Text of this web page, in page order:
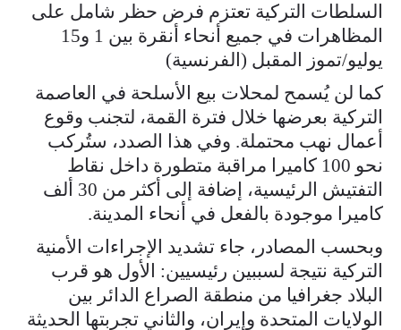
السلطات التركية تعتزم فرض حظر شامل على
المظاهرات في جميع أنحاء أنقرة بين 1 و15
يوليو/تموز المقبل (الفرنسية)
كما لن يُسمح لمحلات بيع الأسلحة في العاصمة
التركية بعرضها خلال فترة القمة، لتجنب وقوع
أعمال نهب محتملة. وفي هذا الصدد، ستُركب
نحو 100 كاميرا مراقبة متطورة داخل نقاط
التفتيش الرئيسية، إضافة إلى أكثر من 30 ألف
كاميرا موجودة بالفعل في أنحاء المدينة.
وبحسب المصادر، جاء تشديد الإجراءات الأمنية
التركية نتيجة لسببين رئيسيين: الأول هو قرب
البلاد جغرافيا من منطقة الصراع الدائر بين
الولايات المتحدة وإيران، والثاني تجربتها الحديثة